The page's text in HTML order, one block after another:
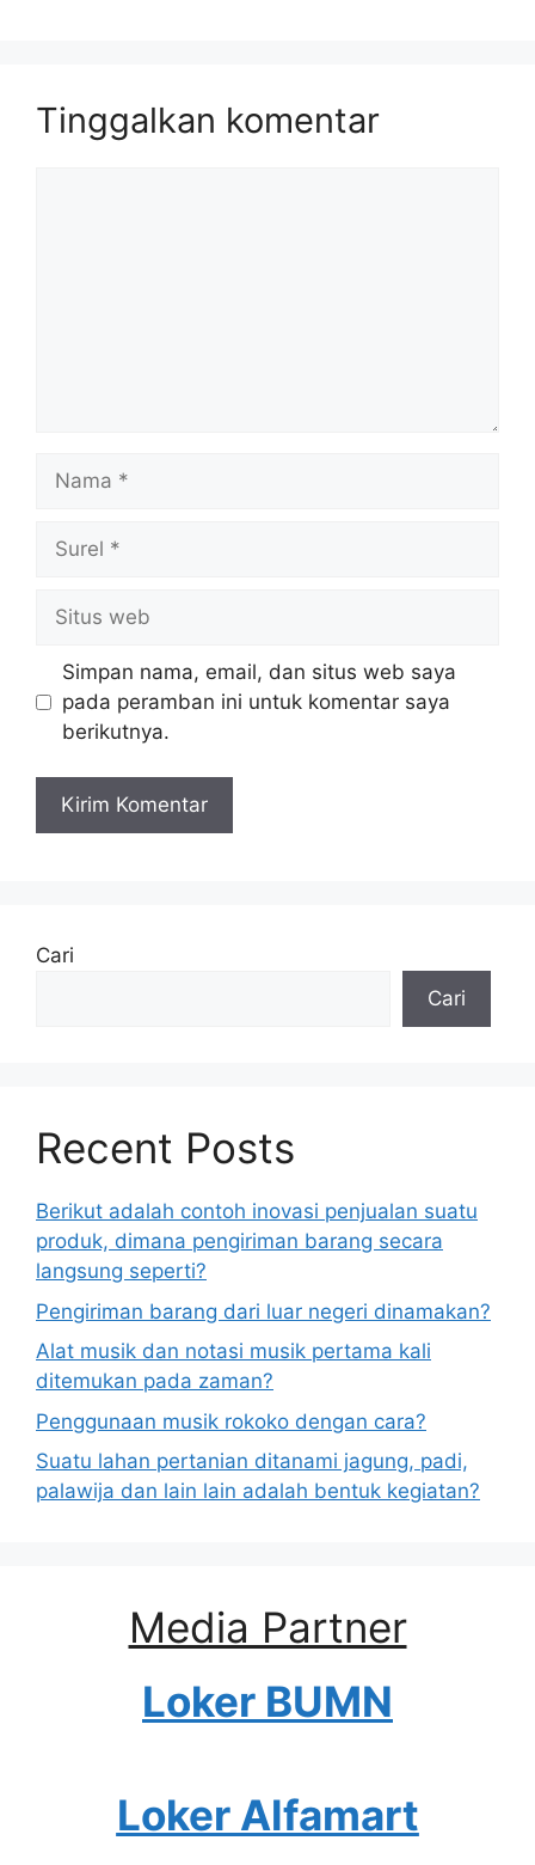
Tinggalkan komentar
web
Simpan nama, email, dan situs web saya
pada peramban ini untuk komentar saya
berikutnya.
Cari
Cari
Recent Posts
Berikut adalah contoh inovasi penjualan suatu
produk, dimana pengiriman barang secara
langsung seperti?
Pengiriman barang dari luar negeri dinamakan?
Alat musik dan notasi musik pertama kali
ditemukan pada zaman?
Penggunaan musik rokoko dengan cara?
Suatu lahan pertanian ditanami jagung, padi,
palawija dan lain lain adalah bentuk kegiatan?
Media Partner
Loker BUMN
Loker Alfamart